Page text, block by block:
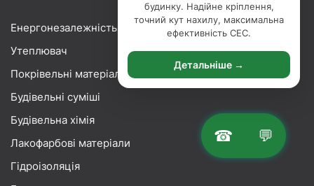
☎ 💬
під ваші розміри. Ідеальні краї,
мінімум відходів, сучасне
обладнання.
Детальніше →
Енергонезалежність
Утеплювач
Покрівельні матеріали
Будівельні суміші
Будівельна хімія
Лакофарбові матеріали
Гідроізоляція